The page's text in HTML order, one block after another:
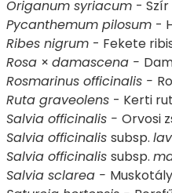
Origanum syriacum - Szír
Pycanthemum pilosum -
Ribes nigrum - Fekete
Rosa × damascena -
Rosmarinus officinalis -
Ruta graveolens - Kerti
Salvia officinalis - Orvosi
Salvia officinalis subsp.
Salvia officinalis subsp.
Salvia sclarea -